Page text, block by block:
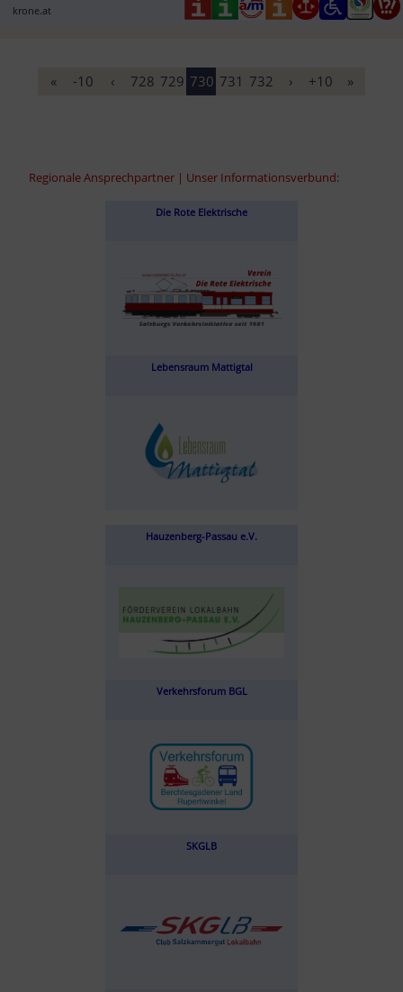
krone.at
« -10 ‹ 728 729 730 731 732 › +10 »
Regionale Ansprechpartner | Unser Informationsverbund:
Die Rote Elektrische
Lebensraum Mattigtal
Hauzenberg-Passau e.V.
Verkehrsforum BGL
SKGLB